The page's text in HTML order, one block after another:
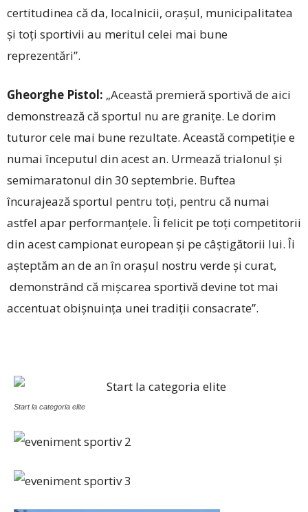
certitudinea că da, localnicii, oraşul, municipalitatea
și toți sportivii au meritul celei mai bune
reprezentări”.
Gheorghe Pistol: „Aceas­­­tă premieră sportivă de aici
demonstrează că sportul nu are graniţe. Le dorim
tuturor cele mai bune rezultate. Această competiţie e
numai începutul din acest an. Urmează trialonul și
semimaratonul din 30 septembrie. Buftea
încurajează sportul pentru toţi, pentru că numai
astfel apar performanţele. Îi felicit pe toţi competitorii
din acest campionat european și pe câştigătorii lui. Îi
aşteptăm an de an în oraşul nostru verde şi curat,
demonstrând că miş­carea sportivă devine tot mai
accentuat obişnuinţa unei tradiţii consacrate”.
Start la categoria elite